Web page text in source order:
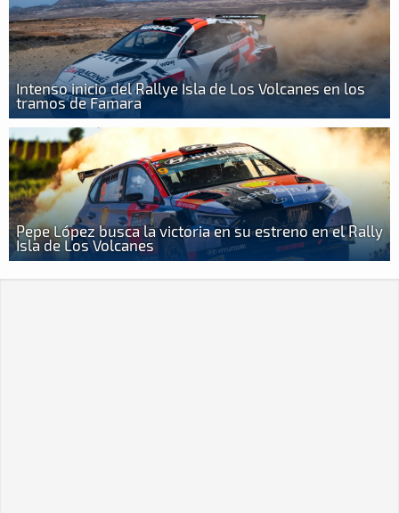
Intenso inicio del Rallye Isla de Los Volcanes en los
tramos de Famara
Pepe López busca la victoria en su estreno en el Rally
Isla de Los Volcanes